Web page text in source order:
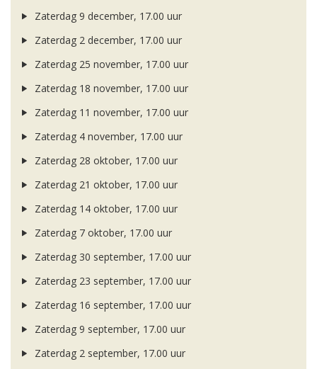
Zaterdag 9 december, 17.00 uur
Zaterdag 2 december, 17.00 uur
Zaterdag 25 november, 17.00 uur
Zaterdag 18 november, 17.00 uur
Zaterdag 11 november, 17.00 uur
Zaterdag 4 november, 17.00 uur
Zaterdag 28 oktober, 17.00 uur
Zaterdag 21 oktober, 17.00 uur
Zaterdag 14 oktober, 17.00 uur
Zaterdag 7 oktober, 17.00 uur
Zaterdag 30 september, 17.00 uur
Zaterdag 23 september, 17.00 uur
Zaterdag 16 september, 17.00 uur
Zaterdag 9 september, 17.00 uur
Zaterdag 2 september, 17.00 uur